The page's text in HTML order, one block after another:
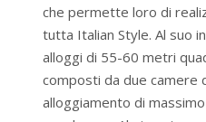
che permette loro di
tutta Italian Style. Al suo
alloggi di 55-60 metri
composti da due camere
alloggiamento di